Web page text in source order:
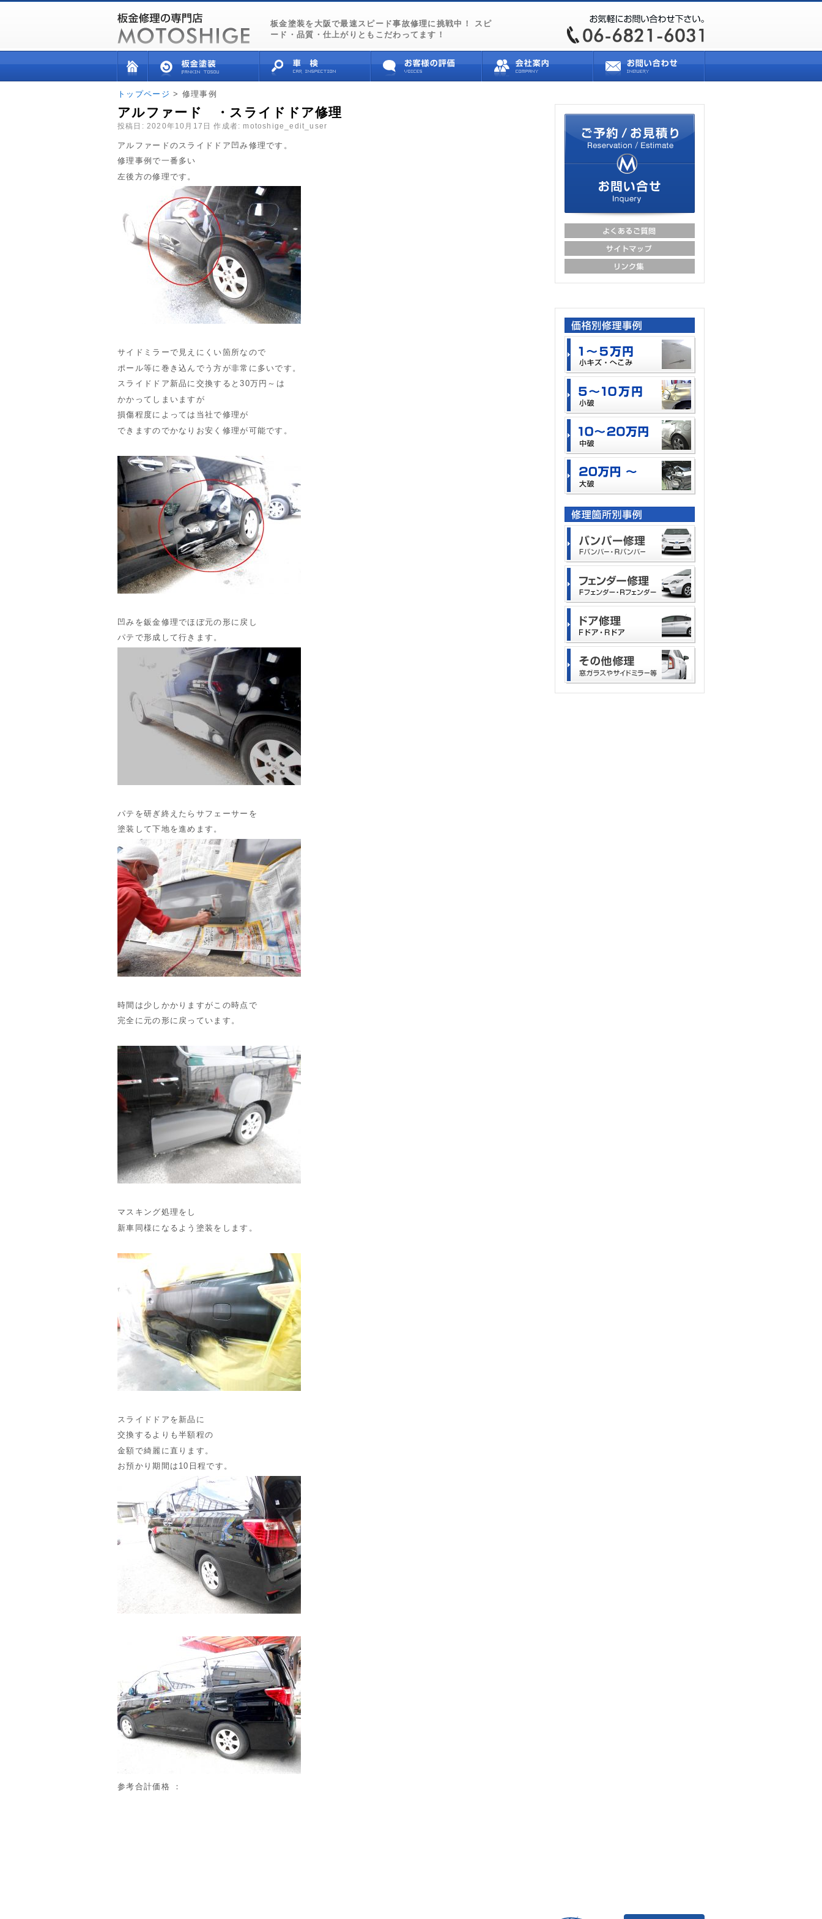
板金塗装を大阪で最速スピード事故修理に挑戦中！ スピ
ード・品質・仕上がりともこだわってます！
トップページ > 修理事例
アルファード ・スライドドア修理
投稿日: 2020年10月17日 作成者: motoshige_edit_user
アルファードのスライドドア凹み修理です。
修理事例で一番多い
左後方の修理です。
サイドミラーで見えにくい箇所なので
ポール等に巻き込んでう方が非常に多いです。
スライドドア新品に交換すると30万円～は
かかってしまいますが
損傷程度によっては当社で修理が
できますのでかなりお安く修理が可能です。
凹みを鈑金修理でほぼ元の形に戻し
パテで形成して行きます。
パテを研ぎ終えたらサフェーサーを
塗装して下地を進めます。
時間は少しかかりますがこの時点で
完全に元の形に戻っています。
マスキング処理をし
新車同様になるよう塗装をします。
スライドドアを新品に
交換するよりも半額程の
金額で綺麗に直ります。
お預かり期間は10日程です。
参考合計価格 ：